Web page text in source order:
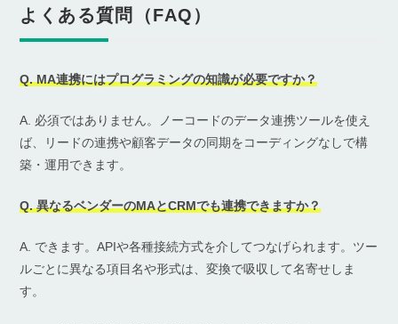
よくある質問（FAQ）
Q. MA連携にはプログラミングの知識が必要ですか？
A. 必須ではありません。ノーコードのデータ連携ツールを使え
ば、リードの連携や顧客データの同期をコーディングなしで構
築・運用できます。
Q. 異なるベンダーのMAとCRMでも連携できますか？
A. できます。APIや各種接続方式を介してつなげられます。ツー
ルごとに異なる項目名や形式は、変換で吸収して名寄せしま
す。